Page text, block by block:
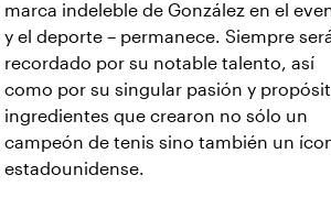
marca indeleble de González en el
y el deporte – permanece. Siempre
recordado por su notable talento, así
como por su singular pasión y
ingredientes que crearon no sólo un
campeón de tenis sino también un
estadounidense.